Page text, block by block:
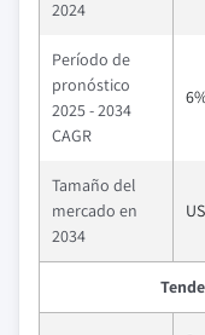
2024
Período de
pronóstico
2025 - 2034
CAGR
Tamaño del
mercado en
2034